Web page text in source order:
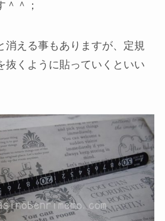
＾；
消える事もありますが、定規
抜くように貼っていくといい